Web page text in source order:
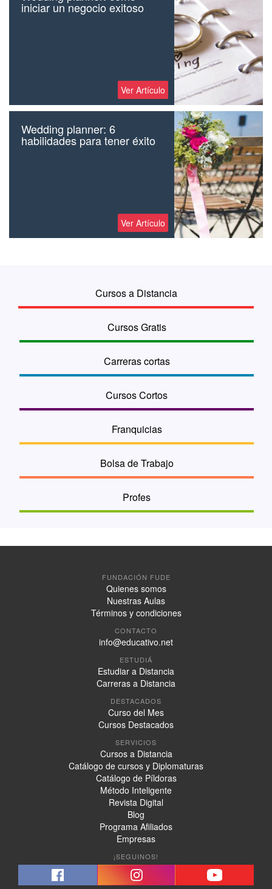
iniciar un negocio exitoso
Ver Artículo
Wedding planner: 6
habilidades para tener éxito
Ver Artículo
Cursos a Distancia
Cursos Gratis
Carreras cortas
Cursos Cortos
Franquicias
Bolsa de Trabajo
Profes
FUNDACIÓN FUDE
Quienes somos
Nuestras Aulas
Términos y condiciones
CONTACTO
info@educativo.net
ESTUDIÁ
Estudiar a Distancia
Carreras a Distancia
DESTACADOS
Curso del Mes
Cursos Destacados
SERVICIOS
Cursos a Distancia
Catálogo de cursos y Diplomaturas
Catálogo de Píldoras
Método Inteligente
Revista Digital
Blog
Programa Afiliados
Empresas
¡SEGUINOS!